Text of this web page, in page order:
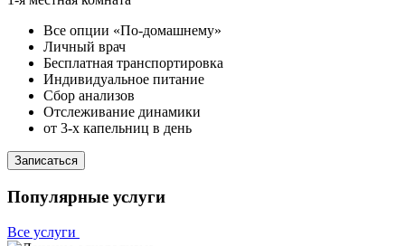
Все опции «По-домашнему»
Личный врач
Бесплатная транспортировка
Индивидуальное питание
Сбор анализов
Отслеживание динамики
от 3-х капельниц в день
Записаться
Популярные услуги
Все услуги